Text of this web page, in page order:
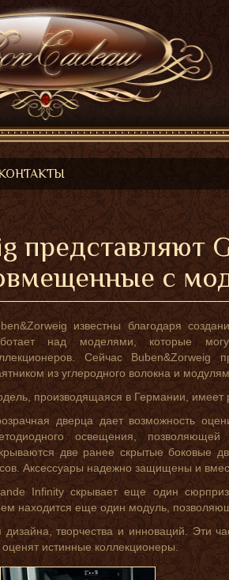
представляют
с
известны благодаря
над моделями, которые
Сейчас Buben&Zorweig
из углеродного волокна и
производящаяся в Германии, имеет
дверца дает возможность
освещения,
две ранее скрытые боковые
Аксессуары надежно защищены и
Infinity скрывает еще один
находится еще один модуль,
творчества и инноваций. Эти
истинные коллекционеры.